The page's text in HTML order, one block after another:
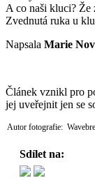
A co naši kluci? Že
Zvednutá ruka u
Napsala Marie
Článek vznikl pro
jej uveřejnit jen se
Autor fotografie:
Sdílet na: